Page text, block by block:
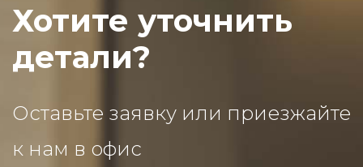
Хотите уточнить
детали?
Оставьте заявку или приезжайте
к нам в офис